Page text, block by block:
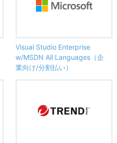
Visual Studio Enterprise
w/MSDN All Languages（企
業向け/分割払い）